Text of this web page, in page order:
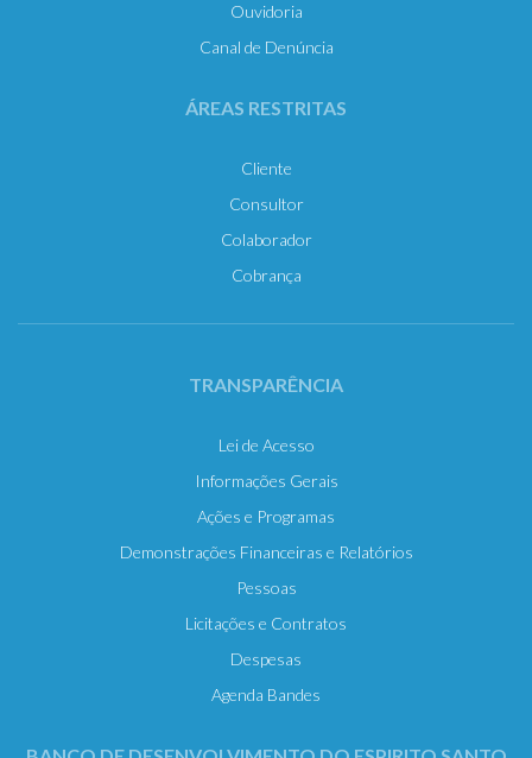
Ouvidoria
Canal de Denúncia
ÁREAS RESTRITAS
Cliente
Consultor
Colaborador
Cobrança
TRANSPARÊNCIA
Lei de Acesso
Informações Gerais
Ações e Programas
Demonstrações Financeiras e Relatórios
Pessoas
Licitações e Contratos
Despesas
Agenda Bandes